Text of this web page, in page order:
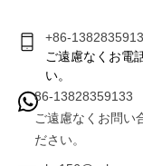
+86-
ご遠慮なくお電
い。
86-13828359133
ご遠慮なくお問い
ださい。